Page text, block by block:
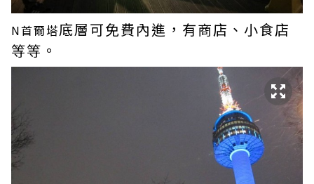
N首爾塔底層可免費內進，有商店、小食店
等等。